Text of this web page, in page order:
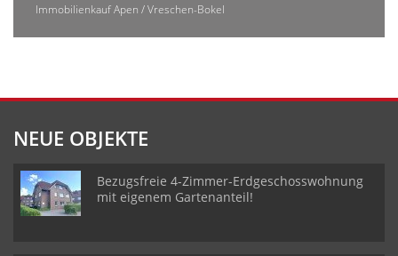
Immobilienkauf Apen / Vreschen-Bokel
NEUE OBJEKTE
Bezugsfreie 4-Zimmer-Erdgeschosswohnung
mit eigenem Gartenanteil!